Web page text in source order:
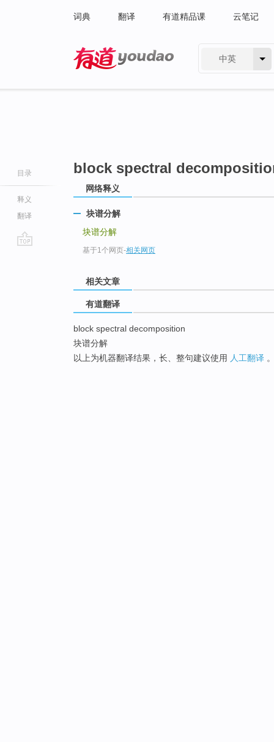
词典 翻译 有道精品课 云笔记
中英
目录
释义
翻译
block spectral
网络释义
块谱分解
块谱分解
基于1个网页-相关网页
相关文章
有道翻译
block spectral decomposition
块谱分解
以上为机器翻译结果，长、整句建议使用 人工翻译